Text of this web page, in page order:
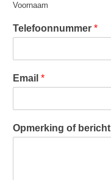
Voornaam
Telefoonnummer *
Email *
Opmerking of bericht